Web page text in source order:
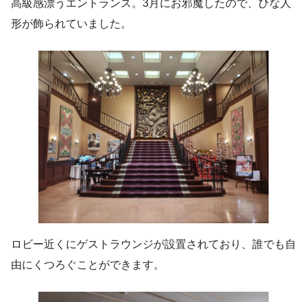
高級感漂うエントランス。3月にお邪魔したので、ひな人
形が飾られていました。
ロビー近くにゲストラウンジが設置されており、誰でも自
由にくつろぐことができます。